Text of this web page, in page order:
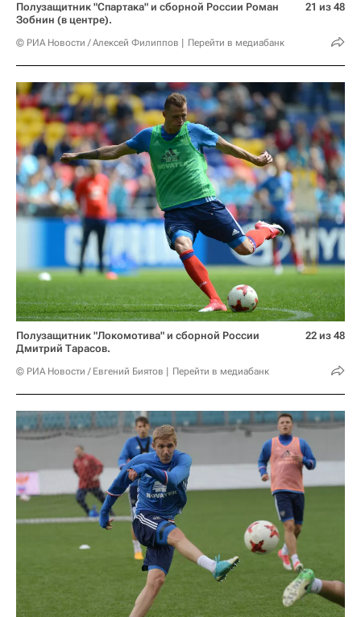
Полузащитник "Спартака" и сборной России Роман
Зобнин (в центре).
© РИА Новости / Алексей Филиппов Перейти в медиабанк
21 из 48
Полузащитник "Локомотива" и сборной России
Дмитрий Тарасов.
© РИА Новости / Евгений Биятов Перейти в медиабанк
22 из 48